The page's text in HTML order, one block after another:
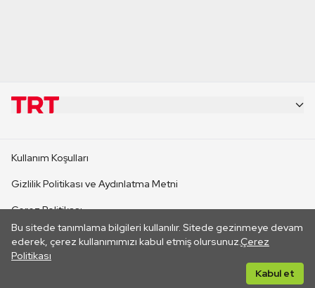
Bu sitede tanımlama bilgileri kullanılır. Sitede gezinmeye devam
ederek, çerez kullanımımızı kabul etmiş olursunuz.Çerez
Politikası
Kabul et
CANLI YAYINLAR
Kullanım Koşulları
Gizlilik Politikası ve Aydınlatma Metni
Çerez Politikası
İletişim
Her hakkı saklıdır. ©2026 TRT. Bağlantı yoluyla gidilen dış